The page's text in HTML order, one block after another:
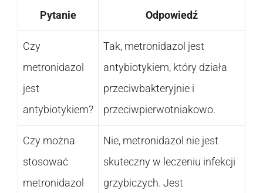
Pytanie Odpowiedź
Czy
metronidazol
jest
antybiotykiem?
Tak, metronidazol jest
antybiotykiem, który działa
przeciwbakteryjnie i
przeciwpierwotniakowo.
Czy można
stosować
metronidazol
Nie, metronidazol nie jest
skuteczny w leczeniu infekcji
grzybiczych. Jest